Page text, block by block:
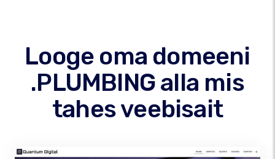
Looge oma domeeni
.PLUMBING alla mis
tahes veebisait